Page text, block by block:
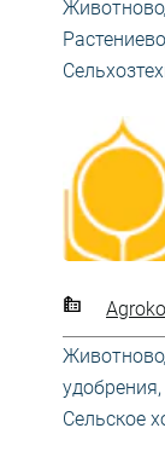
удобрения,
Сельское